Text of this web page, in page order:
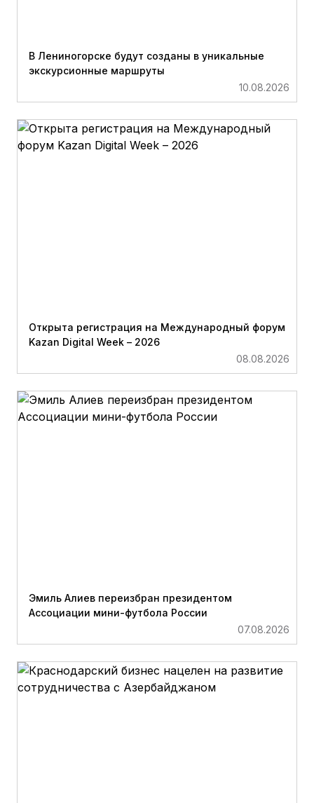
В Лениногорске будут созданы в уникальные
экскурсионные маршруты
10.08.2026
Открыта регистрация на Международный форум
Kazan Digital Week – 2026
08.08.2026
Эмиль Алиев переизбран президентом
Ассоциации мини-футбола России
07.08.2026